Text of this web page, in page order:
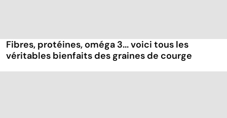
Fibres, protéines, oméga 3... voici tous les
véritables bienfaits des graines de courge